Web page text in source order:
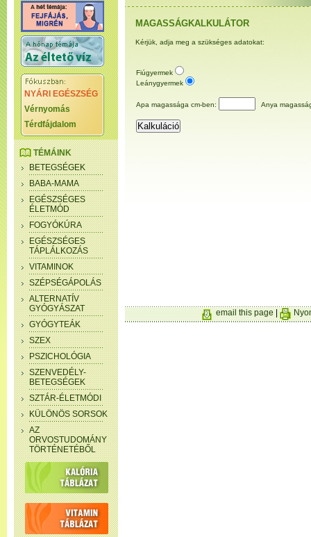
NYÁRI EGÉSZSÉG
Vérnyomás
Térdfájdalom
TÉMÁINK
BETEGSÉGEK
BABA-MAMA
EGÉSZSÉGES
ÉLETMÓD
FOGYÓKÚRA
EGÉSZSÉGES
TÁPLÁLKOZÁS
VITAMINOK
SZÉPSÉGÁPOLÁS
ALTERNATÍV
GYÓGYÁSZAT
GYÓGYTEÁK
SZEX
PSZICHOLÓGIA
SZENVEDÉLY-
BETEGSÉGEK
SZTÁR-ÉLETMÓDI
KÜLÖNÖS SORSOK
AZ
ORVOSTUDOMÁNY
TÖRTÉNETÉBŐL
MAGASSÁGKALKULÁTOR
Kérjük, adja meg a szükséges adatokat:
Fiúgyermek
Leánygyermek
Apa magassága cm-ben: Anya
email this page